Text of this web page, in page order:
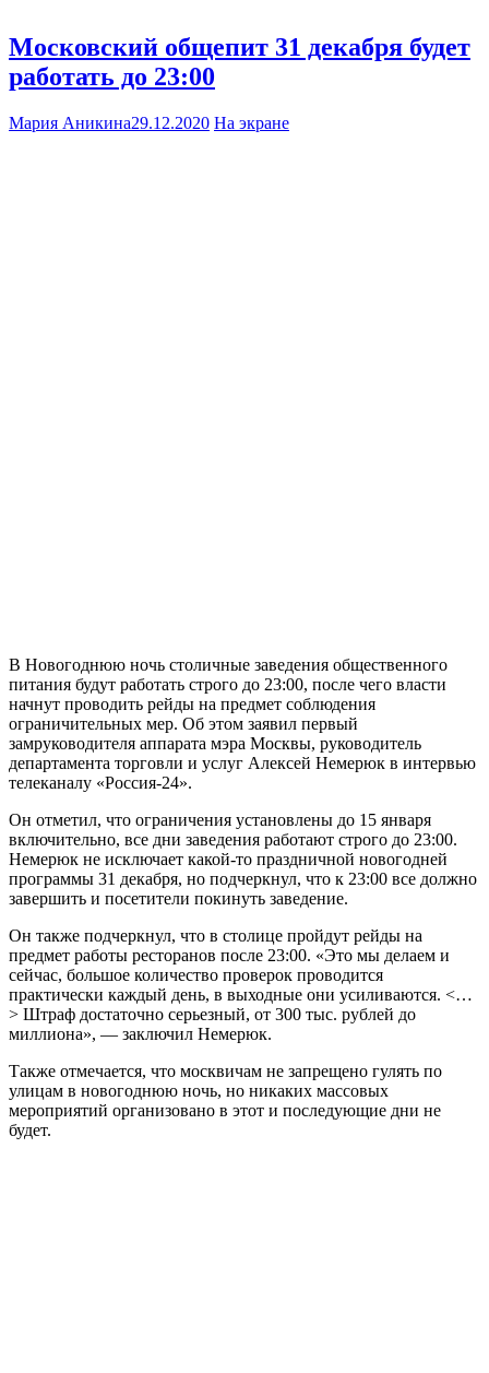
Московский общепит 31 декабря будет
работать до 23:00
Мария Аникина29.12.2020 На экране
В Новогоднюю ночь столичные заведения общественного
питания будут работать строго до 23:00, после чего власти
начнут проводить рейды на предмет соблюдения
ограничительных мер. Об этом заявил первый
замруководителя аппарата мэра Москвы, руководитель
департамента торговли и услуг Алексей Немерюк в интервью
телеканалу «Россия-24».
Он отметил, что ограничения установлены до 15 января
включительно, все дни заведения работают строго до 23:00.
Немерюк не исключает какой-то праздничной новогодней
программы 31 декабря, но подчеркнул, что к 23:00 все должно
завершить и посетители покинуть заведение.
Он также подчеркнул, что в столице пройдут рейды на
предмет работы ресторанов после 23:00. «Это мы делаем и
сейчас, большое количество проверок проводится
практически каждый день, в выходные они усиливаются. <…
> Штраф достаточно серьезный, от 300 тыс. рублей до
миллиона», — заключил Немерюк.
Также отмечается, что москвичам не запрещено гулять по
улицам в новогоднюю ночь, но никаких массовых
мероприятий организовано в этот и последующие дни не
будет.